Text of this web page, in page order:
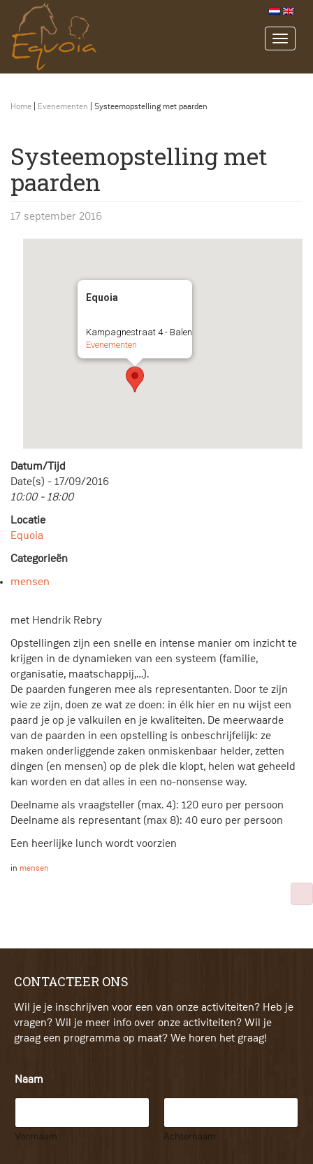
Home Evenementen Systeemopstelling met paarden
Systeemopstelling met
paarden
17 september 2016
Equoia
Kampagnestraat 4 - Balen
Evenementen
Datum/Tijd
Date(s) - 17/09/2016
10:00 - 18:00
Locatie
Equoia
Categorieën
mensen
met Hendrik Rebry
Opstellingen zijn een snelle en intense manier om inzicht te
krijgen in de dynamieken van een systeem (familie,
organisatie, maatschappij,…).
De paarden fungeren mee als representanten. Door te zijn
wie ze zijn, doen ze wat ze doen: in élk hier en nu wijst een
paard je op je valkuilen en je kwaliteiten. De meerwaarde
van de paarden in een opstelling is onbeschrijfelijk: ze
maken onderliggende zaken onmiskenbaar helder, zetten
dingen (en mensen) op de plek die klopt, helen wat geheeld
kan worden en dat alles in een no-nonsense way.
Deelname als vraagsteller (max. 4): 120 euro per persoon
Deelname als representant (max 8): 40 euro per persoon
Een heerlijke lunch wordt voorzien
in mensen
CONTACTEER ONS
Wil je je inschrijven voor een van onze activiteiten? Heb je
vragen? Wil je meer info over onze activiteiten? Wil je
graag een programma op maat? We horen het graag!
Naam
Voornaam Achternaam